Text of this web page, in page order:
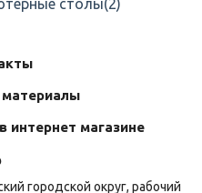
столы(2)
интернет магазине
городской округ, рабочий